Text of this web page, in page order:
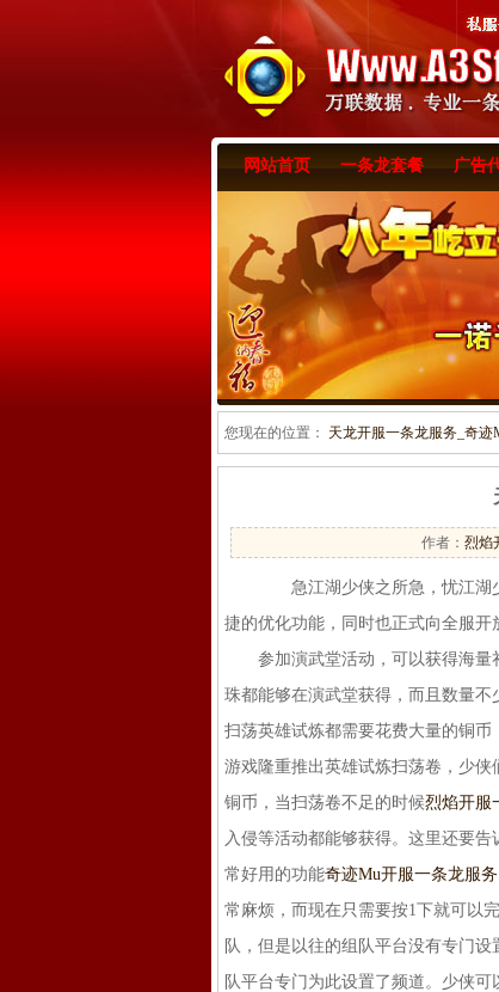
网站首页 一条龙套餐 广告
您现在的位置： 天龙开服一条龙服务_奇迹
作者： 烈焰
急江湖少侠之所急，忧江湖少侠
捷的优化功能，同时也正式向全服开
参加演武堂活动，可以获得海量
珠都能够在演武堂获得，而且数量
扫荡英雄试炼都需要花费大量的铜
游戏隆重推出英雄试炼扫荡卷，少
铜币，当扫荡卷不足的时候烈焰开服
入侵等活动都能够获得。这里还要
常好用的功能奇迹Mu开服一条龙服务
常麻烦，而现在只需要按1下就可
队，但是以往的组队平台没有专门
队平台专门为此设置了频道。少侠